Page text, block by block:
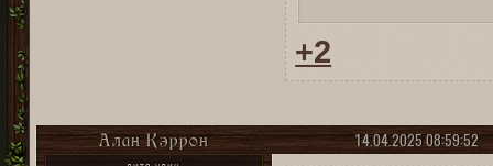
+2
14.04.2025 08:59:52
Алан Кэррон